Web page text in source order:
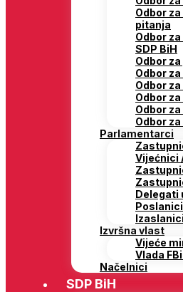
Odbor
pitanja
Odbor
SDP BiH
Odbor
Odbor
Odbor
Odbor
Odbor
Odbor
Parlamentarci
Vijećnici
Delegati
Poslanici
Izvršna vlast
Vijeće
Vlada
Načelnici
SDP BiH